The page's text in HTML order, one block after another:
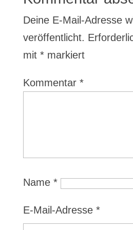
Deine E-Mail-Adresse
veröffentlicht.
mit *markiert
Kommentar *
Name *
E-Mail-Adresse *